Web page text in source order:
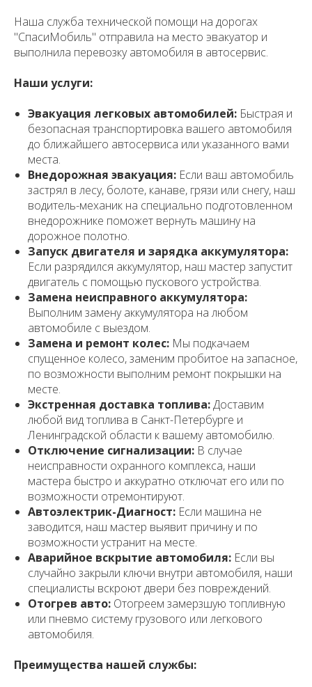
Наша служба технической помощи на дорогах
"СпасиМобиль" отправила на место эвакуатор и
выполнила перевозку автомобиля в автосервис.
Наши услуги:
Эвакуация легковых автомобилей: Быстрая и
безопасная транспортировка вашего автомобиля
до ближайшего автосервиса или указанного вами
места.
Внедорожная эвакуация: Если ваш автомобиль
застрял в лесу, болоте, канаве, грязи или снегу, наш
водитель-механик на специально подготовленном
внедорожнике поможет вернуть машину на
дорожное полотно.
Запуск двигателя и зарядка аккумулятора:
Если разрядился аккумулятор, наш мастер запустит
двигатель с помощью пускового устройства.
Замена неисправного аккумулятора:
Выполним замену аккумулятора на любом
автомобиле с выездом.
Замена и ремонт колес: Мы подкачаем
спущенное колесо, заменим пробитое на запасное,
по возможности выполним ремонт покрышки на
месте.
Экстренная доставка топлива:Доставим
любой вид топлива в Санкт-Петербурге и
Ленинградской области к вашему автомобилю.
Отключение сигнализации: В случае
неисправности охранного комплекса, наши
мастера быстро и аккуратно отключат его или по
возможности отремонтируют.
Автоэлектрик-Диагност: Если машина не
заводится, наш мастер выявит причину и по
возможности устранит на месте.
Аварийное вскрытие автомобиля: Если вы
случайно закрыли ключи внутри автомобиля, наши
специалисты вскроют двери без повреждений.
Отогрев авто: Отогреем замерзшую топливную
или пневмо систему грузового или легкового
автомобиля.
Преимущества нашей службы: